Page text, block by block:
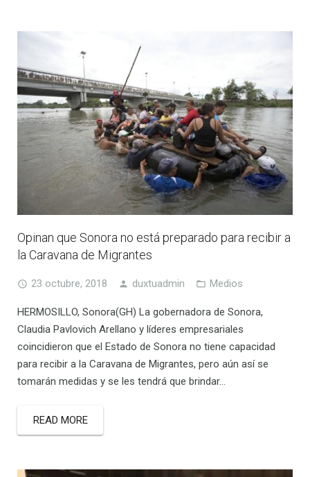
Opinan que Sonora no está preparado para recibir a
la Caravana de Migrantes
23 octubre, 2018 duxtuadmin Medios
HERMOSILLO, Sonora(GH) La gobernadora de Sonora,
Claudia Pavlovich Arellano y líderes empresariales
coincidieron que el Estado de Sonora no tiene capacidad
para recibir a la Caravana de Migrantes, pero aún así se
tomarán medidas y se les tendrá que brindar…
READ MORE